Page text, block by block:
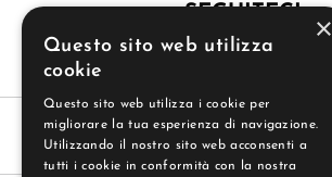
SEGUITECI ×
Questo sito web utilizza
cookie
Questo sito web utilizza i cookie per
migliorare la tua esperienza di navigazione.
Utilizzando il nostro sito web acconsenti a
tutti i cookie in conformità con la nostra